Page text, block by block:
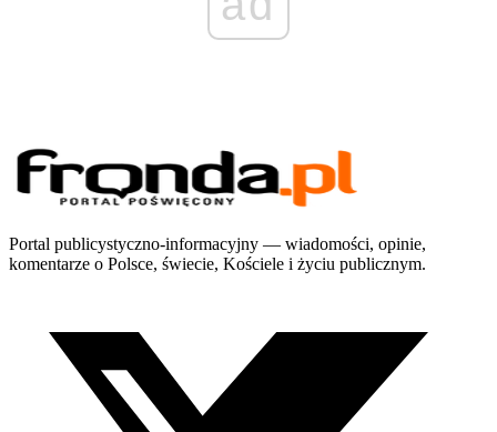
Portal publicystyczno-informacyjny — wiadomości, opinie,
komentarze o Polsce, świecie, Kościele i życiu publicznym.